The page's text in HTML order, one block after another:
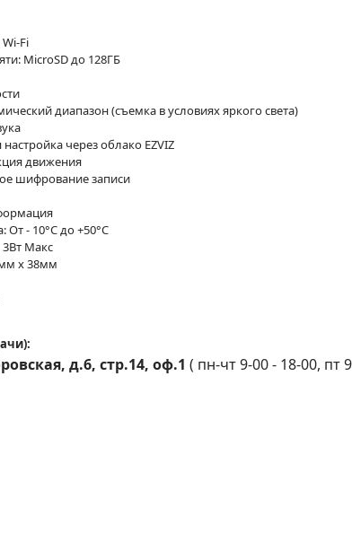
Fi
MicroSD до 128ГБ
диапазон (съемка в условиях яркого света)
через облако EZVIZ
движения
шифрование записи
От - 10°С до +50°С
Maкс
x 38мм
д.6, стр.14, оф.1 ( пн-чт 9-00 - 18-00, пт